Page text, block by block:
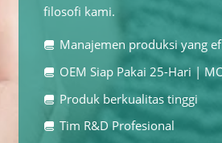
filosofi kami.
Manajemen produksi yang
OEM Siap Pakai 25-Hari |
Produk berkualitas tinggi
Tim R&D Profesional